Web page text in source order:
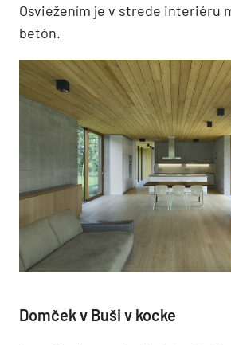
Osviežením je v strede interiéru
betón.
Domček v Buši v kocke